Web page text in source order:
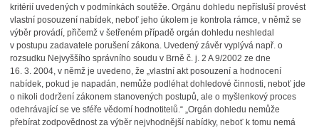
kritérií uvedených v podmínkách soutěže. Orgánu dohledu nepřísluší provést
vlastní posouzení nabídek, neboť jeho úkolem je kontrola rámce, v němž se
výběr provádí, přičemž v šetřeném případě orgán dohledu neshledal
v postupu zadavatele porušení zákona. Uvedený závěr vyplývá např. o
rozsudku Nejvyššího správního soudu v Brně č. j. 2 A 9/2002 ze dne
16. 3. 2004, v němž je uvedeno, že „vlastní akt posouzení a hodnocení
nabídek, pokud je napadán, nemůže podléhat dohledové činnosti, neboť jde
o nikoli dodržení zákonem stanovených postupů, ale o myšlenkový proces
odehrávající se ve sféře vědomí hodnotitelů.“ „Orgán dohledu nemůže
přebírat zodpovědnost za výběr nejvhodnější nabídky, neboť k tomu nemá